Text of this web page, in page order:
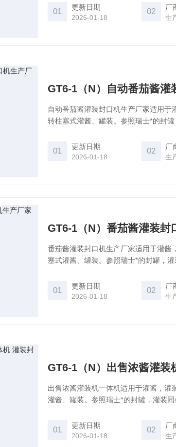
产品等罐头厂的理想设备。
01 更新日期
2026-01-18
02 厂
生
GT6-1（N）自动番茄酱灌
自动番茄酱灌装封口机生产厂家适用于
转柱塞式灌酱、罐装。参照瑞士*的封
蜂蜜、炼乳产品等罐头厂的理想设备。
01 更新日期
2026-01-18
02 厂
生
GT6-1（N）番茄酱灌装封
番茄酱灌装封口机生产厂家适用于灌酱
塞式灌酱、罐装。参照瑞士*的封罐，
炼乳产品等罐头厂的理想设备。
01 更新日期
2026-01-18
02 厂
生
GT6-1（N）出售浓酱灌装
出售浓酱灌装机一体机适用于灌酱，灌
灌酱、罐装。参照瑞士*的封罐，灌装
产品等罐头厂的理想设备。
01 更新日期
2026-01-18
02 厂
生